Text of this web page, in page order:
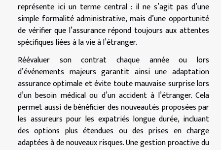
représente ici un terme central : il ne s’agit pas d’une
simple formalité administrative, mais d’une opportunité
de vérifier que l’assurance répond toujours aux attentes
spécifiques liées à la vie à l’étranger.
Réévaluer son contrat chaque année ou lors
d’événements majeurs garantit ainsi une adaptation
assurance optimale et évite toute mauvaise surprise lors
d’un besoin médical ou d’un accident à l’étranger. Cela
permet aussi de bénéficier des nouveautés proposées par
les assureurs pour les expatriés longue durée, incluant
des options plus étendues ou des prises en charge
adaptées à de nouveaux risques. Une gestion proactive du